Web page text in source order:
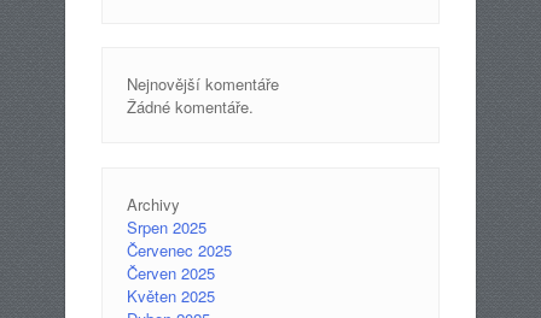
Nejnovější komentáře
Žádné komentáře.
Archivy
Srpen 2025
Červenec 2025
Červen 2025
Květen 2025